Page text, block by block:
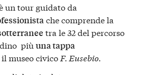
un tour guidato da
che comprende la
tra le 32 del percorso
più una tappa
il museo civico F. Eusebio.